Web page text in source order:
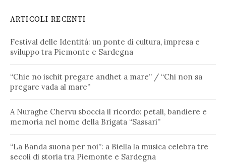
ARTICOLI RECENTI
Festival delle Identità: un ponte di cultura, impresa e
sviluppo tra Piemonte e Sardegna
“Chie no ischit pregare andhet a mare” / “Chi non sa
pregare vada al mare”
A Nuraghe Chervu sboccia il ricordo: petali, bandiere e
memoria nel nome della Brigata “Sassari”
“La Banda suona per noi”: a Biella la musica celebra tre
secoli di storia tra Piemonte e Sardegna